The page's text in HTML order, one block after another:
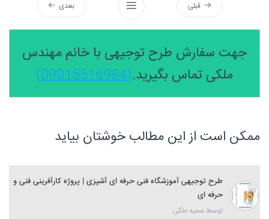
قبلی بعدی
جهت سفارش طرح توجیهی با خانم مهندس
ملکی تماس بگیرید.(09015516984)
ممکن است از این مطالب خوشتان بیاید
طرح توجیهی آموزشگاه فنی حرفه ای آشپزی | پروژه کارآفرینی فنی و
حرفه ای
توسط سمیه ملکی